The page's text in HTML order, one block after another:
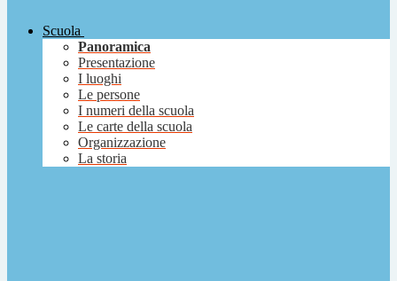
Scuola
Panoramica
Presentazione
I luoghi
Le persone
I numeri della scuola
Le carte della scuola
Organizzazione
La storia